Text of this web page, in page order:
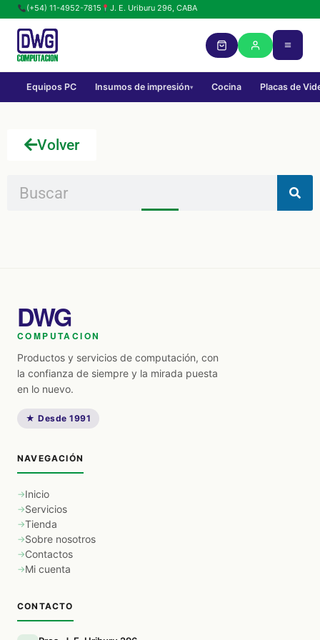
(+54) 11-4952-7815 J. E. Uriburu 296, CABA
Equipos PC Insumos de impresión▾ Cocina Placas de
Volver
DWG
COMPUTACION
Productos y servicios de computación, con
la confianza de siempre y la mirada puesta
en lo nuevo.
★ Desde 1991
NAVEGACIÓN
Inicio
Servicios
Tienda
Sobre nosotros
Contactos
Mi cuenta
CONTACTO